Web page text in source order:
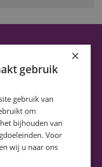
×
gebruik
gebruik van
om
bijhouden van
Voor
wij u naar ons